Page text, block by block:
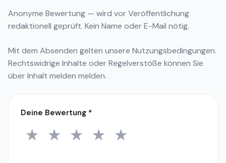
Anonyme Bewertung — wird vor Veröffentlichung
redaktionell geprüft. Kein Name oder E-Mail nötig.
Mit dem Absenden gelten unsere Nutzungsbedingungen.
Rechtswidrige Inhalte oder Regelverstöße können Sie
überInhalt melden melden.
Deine Bewertung *
1 Stern
★ 2 Sterne
★ 3 Sterne
★ 4 Sterne
★ 5 Sterne
★